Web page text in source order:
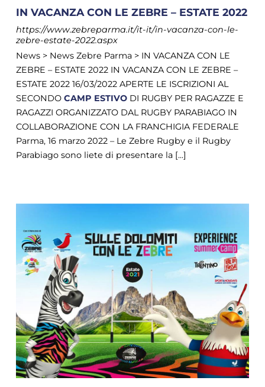
IN VACANZA CON LE ZEBRE – ESTATE 2022
https://www.zebreparma.it/it-it/in-vacanza-con-le-
zebre-estate-2022.aspx
News > News Zebre Parma > IN VACANZA CON LE
ZEBRE – ESTATE 2022 IN VACANZA CON LE ZEBRE –
ESTATE 2022 16/03/2022 APERTE LE ISCRIZIONI AL
SECONDO CAMP ESTIVODI RUGBY PER RAGAZZE E
RAGAZZI ORGANIZZATO DAL RUGBY PARABIAGO IN
COLLABORAZIONE CON LA FRANCHIGIA FEDERALE
Parma, 16 marzo 2022 – Le Zebre Rugby e il Rugby
Parabiago sono liete di presentare la [...]